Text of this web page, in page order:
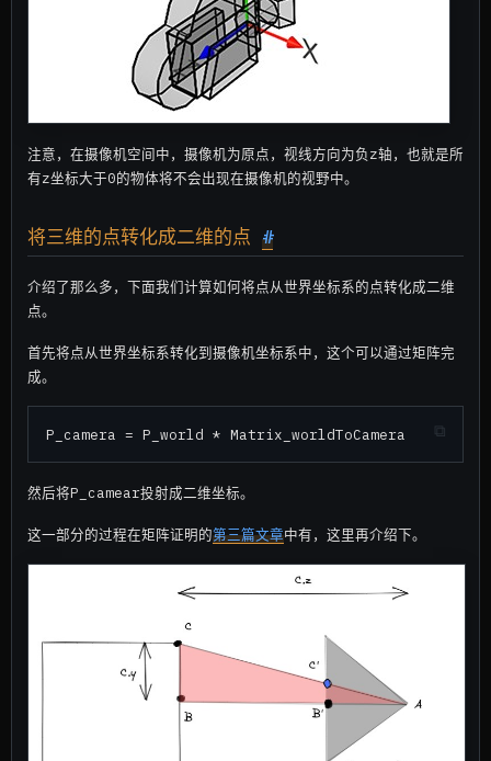
注意，在摄像机空间中，摄像机为原点，视线方向为负z轴，也就是所
有z坐标大于0的物体将不会出现在摄像机的视野中。
将三维的点转化成二维的点 #
介绍了那么多，下面我们计算如何将点从世界坐标系的点转化成二维
点。
首先将点从世界坐标系转化到摄像机坐标系中，这个可以通过矩阵完
成。
然后将P_camear投射成二维坐标。
这一部分的过程在矩阵证明的第三篇文章中有，这里再介绍下。